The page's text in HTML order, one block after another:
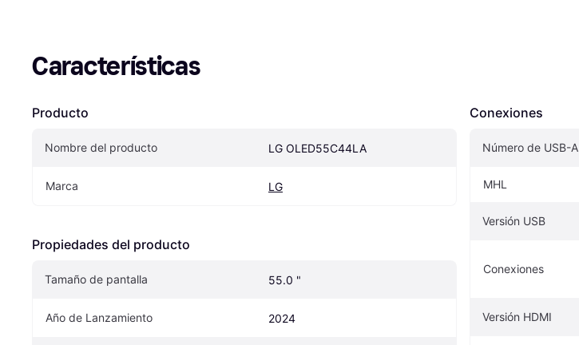
Características
Producto
Nombre del producto LG OLED55C44LA
Marca LG
Propiedades del producto
Tamaño de pantalla 55.0 "
Año de Lanzamiento 2024
Conexiones
Número de USB-A
MHL
Versión USB
Conexiones
Versión HDMI